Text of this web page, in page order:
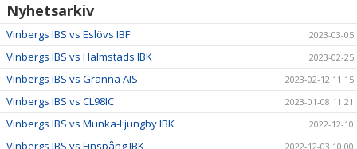
Nyhetsarkiv
Vinbergs IBS vs Eslövs IBF 2023-03-05
Vinbergs IBS vs Halmstads IBK 2023-02-25
Vinbergs IBS vs Gränna AIS 2023-02-12 11:15
Vinbergs IBS vs CL98IC 2023-01-08 11:21
Vinbergs IBS vs Munka-Ljungby IBK 2022-12-10
Vinbergs IBS vs Finspång IBK 2022-12-03 10:00